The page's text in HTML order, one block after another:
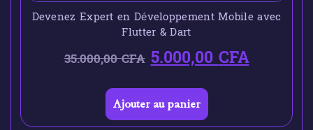
Devenez Expert en Développement Mobile avec
Flutter & Dart
35.000,00CFA 5.000,00CFA
Ajouter au panier